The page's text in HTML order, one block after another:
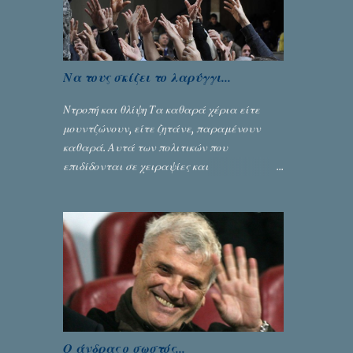
Να τους σκίζει το λαρύγγι...
Ντροπή και θλίψη Τα καθαρά χέρια είτε
μουντζώνουν, είτε ζητάνε, παραμένουν
καθαρά. Αυτά των πολιτικών που
επιδίδονται σε χειραψίες και
Σταύρος Αλευρογιάννης
Ο άνδρας ο σωστός...